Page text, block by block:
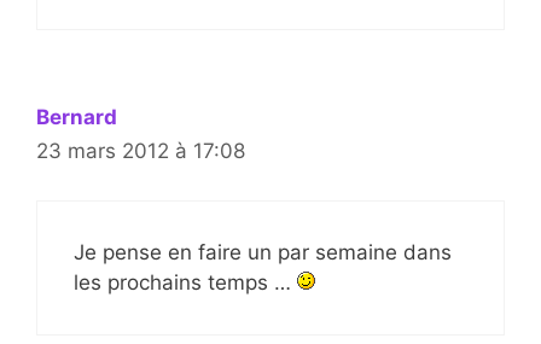
Bernard
23 mars 2012 à 17:08
Je pense en faire un par semaine dans
les prochains temps …